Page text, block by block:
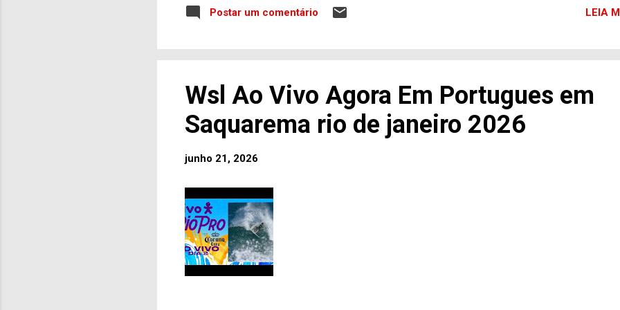
reforça o compromisso do 42º BPM no combate à
criminalidade e na preservação da segurança da
resultado.
Postar um comentário LEIA
Wsl Ao Vivo Agora Em Portugues em
Saquarema rio de janeiro 2026
junho 21, 2026